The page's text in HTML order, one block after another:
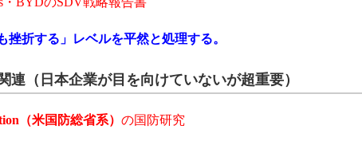
挫折する」レベルを平然と処理する。
連（日本企業が目を向けていないが超重要）
（米国防総省系） の国防研究